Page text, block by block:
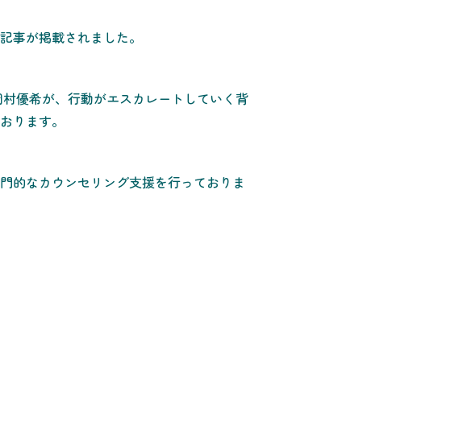
事が掲載されました。
優希が、行動がエスカレートしていく背
ります。
的なカウンセリング支援を行っておりま